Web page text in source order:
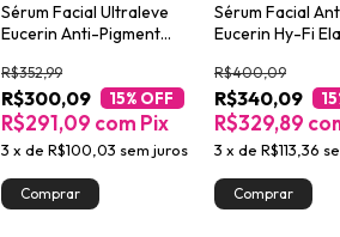
Sérum Facial Ultraleve
Eucerin Anti-Pigment
R$300,09
R$352,99
15% OFF
3 xdeR$100,03 sem juros
R$291,09 com Pix
Sérum Facial
Eucerin Hy-Fi
R$340,09
R$400,09
15
3 xdeR$113,36
R$329,89